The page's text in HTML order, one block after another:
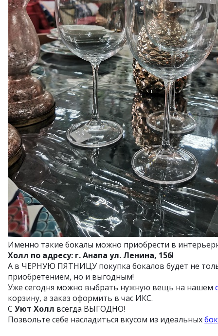
Именно такие бокалы можно приобрести в
Холл по адресу: г. Анапа ул. Ленина, 156!
А в ЧЕРНУЮ ПЯТНИЦУ покупка бокалов будет не
приобретением, но и выгодным!
Уже сегодня можно выбрать нужную вещь на нашем
корзину, а заказ оформить в час ИКС.
С Уют Холл всегда ВЫГОДНО!
Позвольте себе насладиться вкусом из идеальных